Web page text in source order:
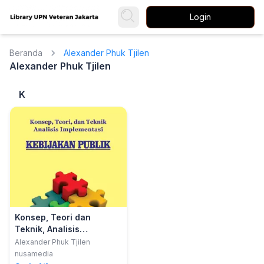
Login
Beranda Alexander Phuk Tjilen
Alexander Phuk Tjilen
K
Konsep, Teori dan
Teknik, Analisis
Implementasi, Kebijakan
Publik
Alexander Phuk Tjilen
nusamedia